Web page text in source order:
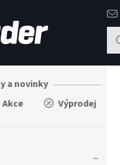
a novinky
Akce Výprodej